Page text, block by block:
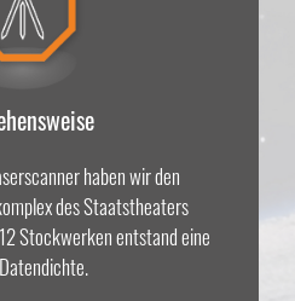
haben wir den
des Staatstheaters
Stockwerken entstand eine